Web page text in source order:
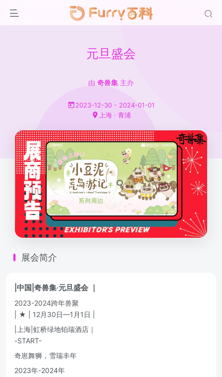
元旦盛会
由 奇兽集 主办
2023-12-30 - 2024-01-01
上海 · 青浦
展会简介
|中国|奇兽集·元旦盛会 ｜
2023-2024跨年兽聚
| ★ | 12月30日—1月1日 |
|上海|虹桥绿地铂瑞酒店｜
-START-
奇崽舞狮，雪瑞丰年
2023年-2024年